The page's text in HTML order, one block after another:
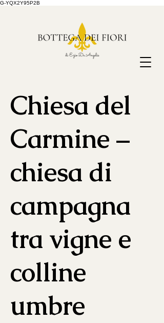
G-YQX2Y95P2B
Chiesa del
Carmine –
chiesa di
campagna
tra vigne e
colline
umbre